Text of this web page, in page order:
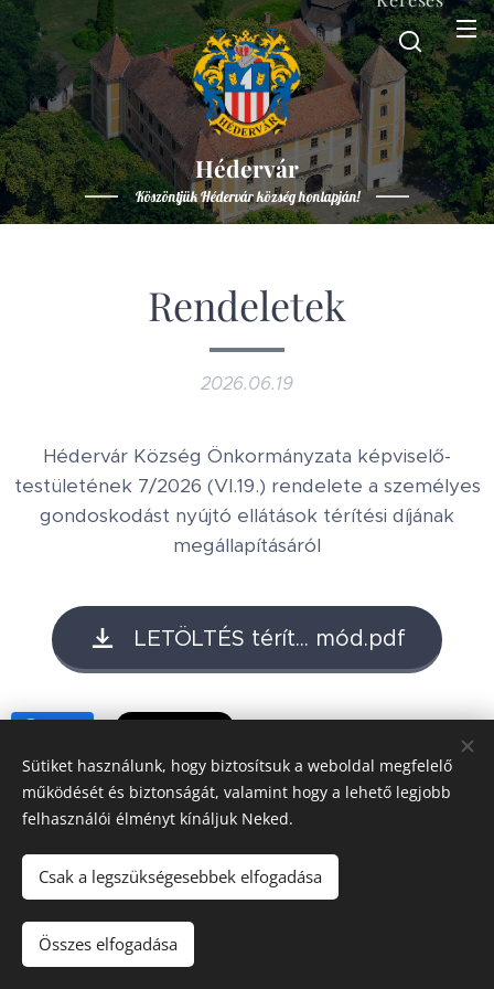
Hédervár
Köszöntjük Hédervár község honlapján!
Rendeletek
2026.06.19
Hédervár Község Önkormányzata képviselő-
testületének 7/2026 (VI.19.) rendelete a személyes
gondoskodást nyújtó ellátások térítési díjának
megállapításáról
LETÖLTÉS térít... mód.pdf
Honlap tulajdonos:Hédervár Község Önkormányzata
Adatvédelmi tájékoztató
Készítő:Mészáros Bott Boglárka
Domain:SZIGETKÖZ.NET Kft.
Sütiket használunk, hogy biztosítsuk a weboldal megfelelő
működését és biztonságát, valamint hogy a lehető legjobb
felhasználói élményt kínáljuk Neked.
Csak a legszükségesebbek elfogadása
Összes elfogadása